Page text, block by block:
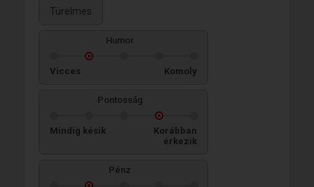
Türelmes
Humor
Vicces Komoly
Pontosság
Mindig késik
Korábban
érkezik
Pénz